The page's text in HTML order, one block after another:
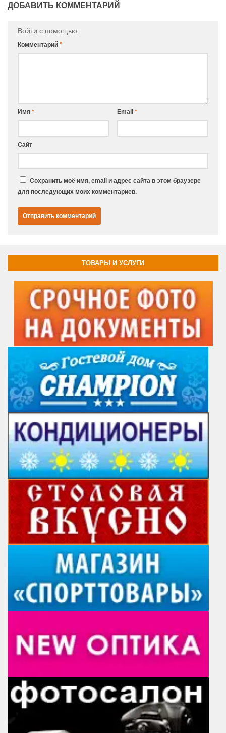
ДОБАВИТЬ КОММЕНТАРИЙ
Войти с помощью:
Комментарий *
Имя * Email *
Сайт
Сохранить моё имя, email и адрес сайта в этом браузере
для последующих моих комментариев.
ТОВАРЫ И УСЛУГИ